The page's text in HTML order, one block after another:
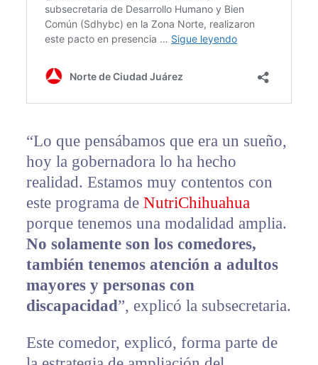
“Lo que pensábamos que era un sueño,
hoy la gobernadora lo ha hecho
realidad. Estamos muy contentos con
este programa de NutriChihuahua
porque tenemos una modalidad amplia.
No solamente son los comedores,
también tenemos atención a adultos
mayores y personas con
discapacidad”, explicó la subsecretaria.
Este comedor, explicó, forma parte de